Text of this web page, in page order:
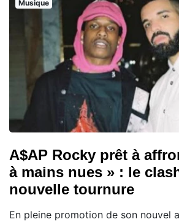
Musique
A$AP Rocky prêt à
à mains nues » : le
nouvelle tournure
En pleine promotion de son nouvel